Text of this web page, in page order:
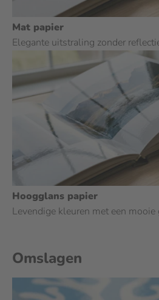
Mat papier
Elegante uitstraling zonder
Hoogglans papier
Levendige kleuren met een mooie
Omslagen